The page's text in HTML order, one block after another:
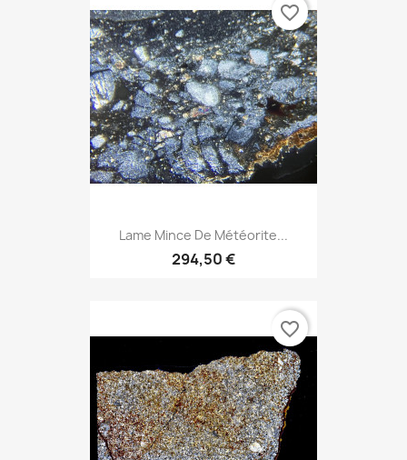
Lame Mince De Météorite...
294,50 €
favorite_border
favorite_border